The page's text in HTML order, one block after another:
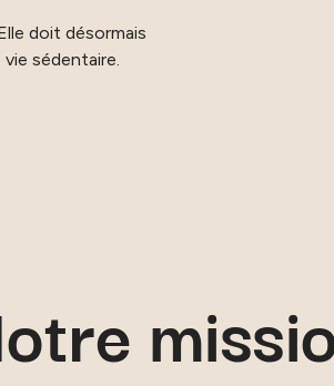
doit désormais
sédentaire.